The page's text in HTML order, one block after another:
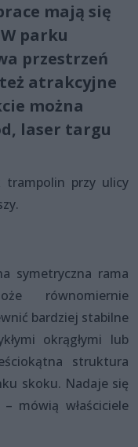
mają się
parku
przestrzeń
atrakcyjne
można
laser targu
trampolin przy ulicy
symetryczna rama
równomiernie
bardziej stabilne
okrągłymi lub
struktura
skoku. Nadaje się
mówią właściciele